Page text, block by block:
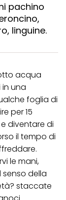
pachino
linguine.
acqua
una
foglia di
per 15
diventare di
il tempo di
le mani,
della
staccate